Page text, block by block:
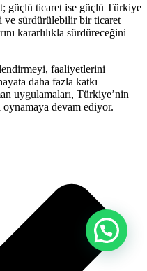
güçlü ticaret ise güçlü Türkiye
ve sürdürülebilir bir ticaret
kararlılıkla sürdüreceğini
faaliyetlerini
daha fazla katkı
uygulamaları, Türkiye’nin
devam ediyor.